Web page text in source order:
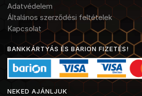
Adatvédelem
Általános szerződési feltételek
Kapcsolat
BANKKÁRTYÁS ÉS BARION FIZETÉS!
NEKED AJÁNLJUK